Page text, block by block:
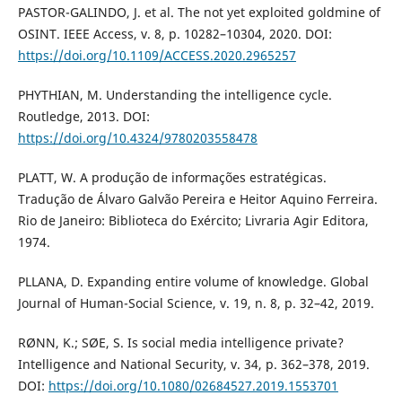
PASTOR-GALINDO, J. et al. The not yet exploited goldmine of
OSINT. IEEE Access, v. 8, p. 10282–10304, 2020. DOI:
https://doi.org/10.1109/ACCESS.2020.2965257
PHYTHIAN, M. Understanding the intelligence cycle.
Routledge, 2013. DOI:
https://doi.org/10.4324/9780203558478
PLATT, W. A produção de informações estratégicas.
Tradução de Álvaro Galvão Pereira e Heitor Aquino Ferreira.
Rio de Janeiro: Biblioteca do Exército; Livraria Agir Editora,
1974.
PLLANA, D. Expanding entire volume of knowledge. Global
Journal of Human-Social Science, v. 19, n. 8, p. 32–42, 2019.
RØNN, K.; SØE, S. Is social media intelligence private?
Intelligence and National Security, v. 34, p. 362–378, 2019.
DOI: https://doi.org/10.1080/02684527.2019.1553701